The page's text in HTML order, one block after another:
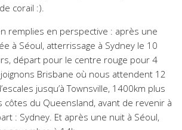
corail :).
remplies en perspective : après une
à Séoul, atterrissage à Sydney le 10
départ pour le centre rouge pour 4
Brisbane où nous attendent 12
jusqu’à Townsville, 1400km plus
côtes du Queensland, avant de revenir à
: Sydney. Et après une nuit à Séoul,